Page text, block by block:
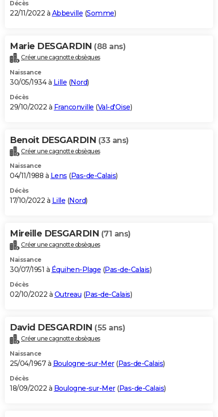
Décès
22/11/2022 à Abbeville (Somme)
Marie DESGARDIN (88 ans)
Créer une cagnotte obsèques
Naissance
30/05/1934 à Lille (Nord)
Décès
29/10/2022 à Franconville (Val-d'Oise)
Benoit DESGARDIN (33 ans)
Créer une cagnotte obsèques
Naissance
04/11/1988 à Lens (Pas-de-Calais)
Décès
17/10/2022 à Lille (Nord)
Mireille DESGARDIN (71 ans)
Créer une cagnotte obsèques
Naissance
30/07/1951 à Équihen-Plage (Pas-de-Calais)
Décès
02/10/2022 à Outreau (Pas-de-Calais)
David DESGARDIN (55 ans)
Créer une cagnotte obsèques
Naissance
25/04/1967 à Boulogne-sur-Mer(Pas-de-Calais)
Décès
18/09/2022 à Boulogne-sur-Mer(Pas-de-Calais)